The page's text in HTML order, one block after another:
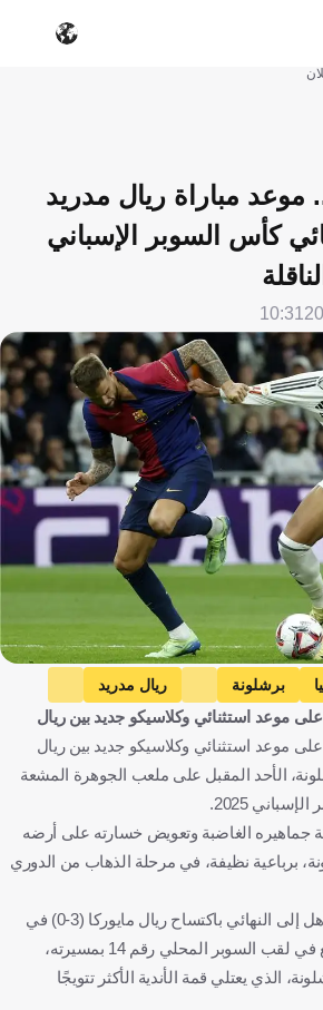
موعد مباراة ريال مدريد
كأس السوبر الإسباني
10:31
برشلونة
ريال مدريد
موعد استثنائي وكلاسيكو جديد بين ريال
موعد استثنائي وكلاسيكو جديد بين ريال
الأحد المقبل على ملعب الجوهرة المشعة
2025.
جماهيره الغاضبة وتعويض خسارته على أرضه
برباعية نظيفة، في مرحلة الذهاب من الدوري
ريال مدريد "حامل اللقب" تأهل إلى النهائي باكتساح ريال مايوركا (3-0) في
مباراة نصف النهائي، ويطمع في لقب السوبر المحلي رقم 14 بمسيرته،
الذي يعتلي قمة الأندية الأكثر تتويجًا